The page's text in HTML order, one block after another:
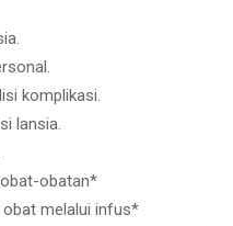
komplikasi.
lansia.
obatan*
melalui infus*